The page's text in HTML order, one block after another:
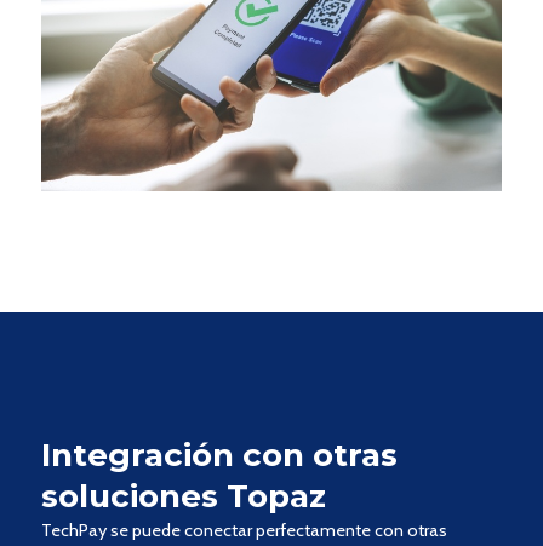
Integración con otras
soluciones Topaz
TechPay se puede conectar perfectamente con otras